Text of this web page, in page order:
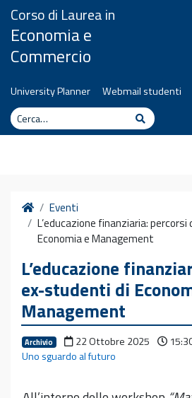
Vai al contenuto
Corso di Laurea in
Economia e
Commercio
University Planner
Webmail studenti
Cerca
Cerca
HomeEventi
L’educazione finanziaria:
Economia e Management
L’educazione
ex-studenti di
Management
Archivio 22 Ottobre 2025
Uno sguardo al futuro